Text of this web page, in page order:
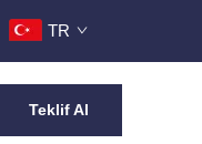
TR
Teklif Al